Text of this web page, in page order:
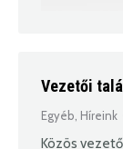
Vezetői
Egyéb Híreink
Közös